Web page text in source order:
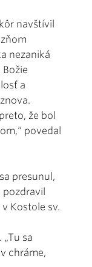
navštívil
nezaniká
a
že bol
povedal
presunul,
pozdravil
Kostole sv.
sa
chráme,